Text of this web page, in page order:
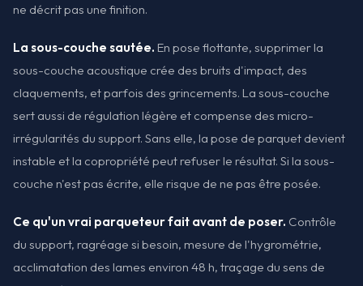
ne décrit pas une finition.
La sous-couche sautée. En pose flottante, supprimer la
sous-couche acoustique crée des bruits d'impact, des
claquements, et parfois des grincements. La sous-couche
sert aussi de régulation légère et compense des micro-
irrégularités du support. Sans elle, la pose de parquet devient
instable et la copropriété peut refuser le résultat. Si la sous-
couche n'est pas écrite, elle risque de ne pas être posée.
Ce qu'un vrai parqueteur fait avant de poser. Contrôle
du support, ragréage si besoin, mesure de l'hygrométrie,
acclimatation des lames environ 48 h, traçage du sens de